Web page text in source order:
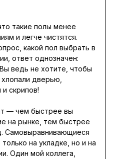
такие полы менее
и легче чистятся.
какой пол выбрать в
ответ однозначен:
ведь не хотите, чтобы
дверью,
скрипов!
— чем быстрее вы
на рынке, тем быстрее
Самовыравнивающиеся
на укладке, но и на
Один мой коллега,